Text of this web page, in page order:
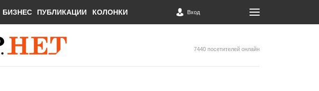
БИЗНЕС ПУБЛИКАЦИИ КОЛОНКИ Вход
7440 посетителей онлайн